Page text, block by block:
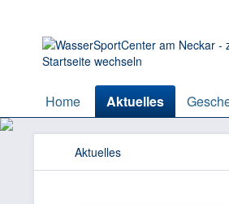
Home Aktuelles
Aktuelles